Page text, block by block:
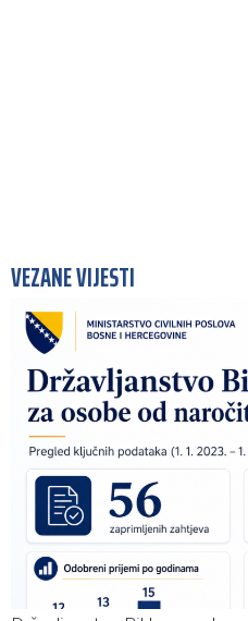
VEZANE VIJESTI